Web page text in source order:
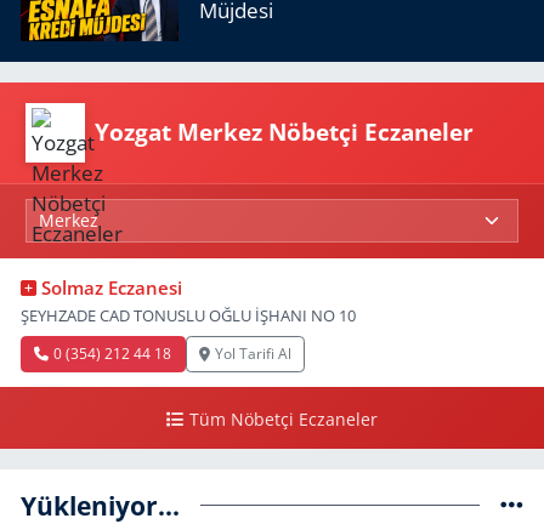
Müjdesi
Yozgat Merkez Nöbetçi Eczaneler
Solmaz Eczanesi
ŞEYHZADE CAD TONUSLU OĞLU İŞHANI NO 10
0 (354) 212 44 18 Yol Tarifi Al
Tüm Nöbetçi Eczaneler
Yükleniyor...